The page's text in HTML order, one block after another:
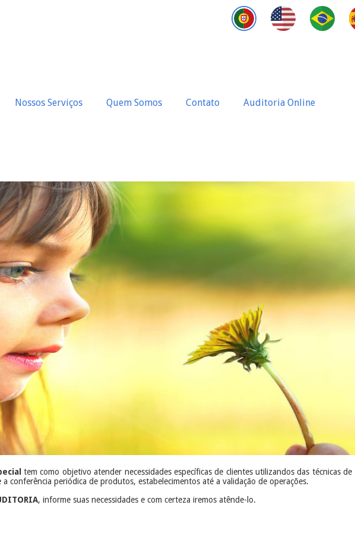
Nossos Serviços Quem Somos Contato Auditoria Online
tem como objetivo atender necessidades específicas de clientes utilizandos das técnicas
conferência periódica de produtos, estabelecimentos até a validação de operações.
, informe suas necessidades e com certeza iremos atênde-lo.